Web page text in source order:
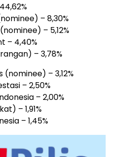
– 8,30%
– 5,12%
– 4,40%
– 3,78%
(nominee) – 3,12%
– 2,50%
– 2,00%
– 1,91%
– 1,45%